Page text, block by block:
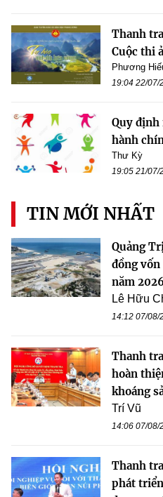
Thanh
Cuộc thi
Phương
19:04 22/07/
Quy định
hành
Thư Kỳ
19:05 21/07/
TIN MỚI NHẤT
Quảng
đồng
năm
Lê Hữu
14:12 07/08/
Thanh
hoàn
khoáng
Trí Vũ
14:06 07/08/
Thanh
phát